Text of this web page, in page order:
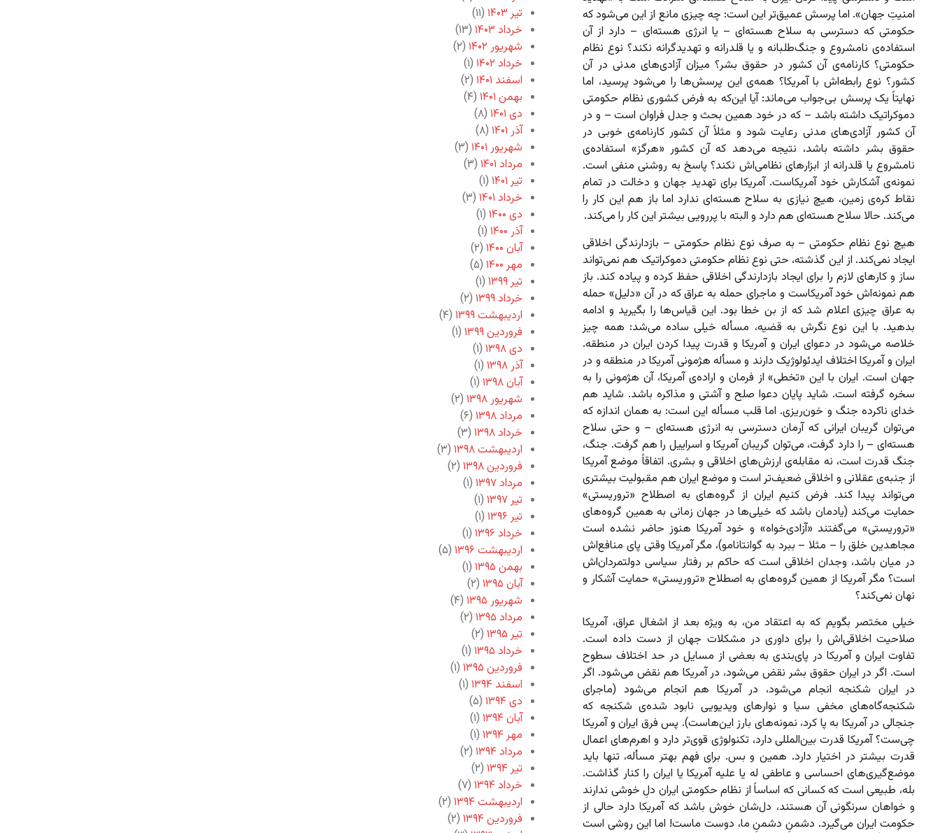
امنیتِ جهان». اما پرسش عمیق‌تر این است: چه چیزی مانع از این می‌شود که
حکومتی که دسترسی به سلاح هسته‌ای – یا انرژی هسته‌ای – دارد از آن
استفاده‌ی نامشروع و جنگ‌طلبانه و یا قلدرانه و تهدیدگرانه نکند؟ نوع نظام
حکومتی؟ کارنامه‌ی آن کشور در حقوق بشر؟ میزان آزادی‌های مدنی در آن
کشور؟ نوع رابطه‌اش با آمریکا؟ همه‌ی این پرسش‌ها را می‌شود پرسید، اما
نهایتاً یک پرسش بی‌جواب می‌ماند: آیا این‌که به فرض کشوری نظام حکومتی
دموکراتیک داشته باشد – که در خود همین بحث و جدل فراوان است – و در
آن کشور آزادی‌های مدنی رعایت شود و مثلاً آن کشور کارنامه‌ی خوبی در
حقوق بشر داشته باشد، نتیجه می‌دهد که آن کشور «هرگز» استفاده‌ی
نامشروع یا قلدرانه از ابزارهای نظامی‌اش نکند؟ پاسخ به روشنی منفی است.
نمونه‌ی آشکارش خود آمریکاست. آمریکا برای تهدید جهان و دخالت در تمام
نقاط کره‌ی زمین، هیچ نیازی به سلاح هسته‌ای ندارد اما باز هم این کار را
می‌کند. حالا سلاح هسته‌ای هم دارد و البته با پررویی بیشتر این کار را می‌کند.
هیچ نوع نظام حکومتی – به صرف نوع نظام حکومتی – بازدارندگی اخلاقی
ایجاد نمی‌کند. از این گذشته، حتی نوع نظام حکومتی دموکراتیک هم نمی‌تواند
ساز و کارهای لازم را برای ایجاد بازدارندگی اخلاقی حفظ کرده و پیاده کند. باز
هم نمونه‌اش خود آمریکاست و ماجرای حمله به عراق که در آن «دلیل» حمله
به عراق چیزی اعلام شد که از بن خطا بود. این قیاس‌ها را بگیرید و ادامه
بدهید. با این نوع نگرش به قضیه، مسأله خیلی ساده می‌شد: همه چیز
خلاصه می‌شود در دعوای ایران و آمریکا و قدرت پیدا کردن ایران در منطقه.
ایران و آمریکا اختلاف ایدئولوژیک دارند و مسأله هژمونی آمریکا در منطقه و در
جهان است. ایران با این «تخطی» از فرمان و اراده‌ی آمریکا، آن هژمونی را به
سخره گرفته است. شاید پایان دعوا صلح و آشتی و مذاکره باشد. شاید هم
خدای ناکرده جنگ و خون‌ریزی. اما قلب مسأله این است: به همان اندازه که
می‌توان گریبان ایرانی که آرمان دسترسی به انرژی هسته‌ای – و حتی سلاح
هسته‌ای – را دارد گرفت، می‌توان گریبان آمریکا و اسراییل را هم گرفت. جنگ،
جنگ قدرت است، نه مقابله‌ی ارزش‌های اخلاقی و بشری. اتفاقاً موضع آمریکا
از جنبه‌ی عقلانی و اخلاقی ضعیف‌تر است و موضع ایران هم مقبولیت بیشتری
می‌تواند پیدا کند. فرض کنیم ایران از گروه‌های به اصطلاح «تروریستی»
حمایت می‌کند (یادمان باشد که خیلی‌ها در جهان زمانی به همین گروه‌های
«تروریستی» می‌گفتند «آزادی‌خواه» و خود آمریکا هنوز حاضر نشده است
مجاهدین خلق را – مثلا – ببرد به گوانتانامو)، مگر آمریکا وقتی پای منافع‌اش
در میان باشد، وجدان اخلاقی است که حاکم بر رفتار سیاسی دولتمردان‌اش
است؟ مگر آمریکا از همین گروه‌های به اصطلاح «تروریستی» حمایت آشکار و
نهان نمی‌کند؟
خیلی مختصر بگویم که به اعتقاد من، به ویژه بعد از اشغال عراق، آمریکا
صلاحیت اخلاقی‌اش را برای داوری در مشکلات جهان از دست داده است.
تفاوت ایران و آمریکا در پای‌بندی به بعضی از مسایل در حد اختلاف سطوح
است. اگر در ایران حقوق بشر نقض می‌شود، در آمریکا هم نقض می‌شود. اگر
در ایران شکنجه انجام می‌شود، در آمریکا هم انجام می‌شود (ماجرای
شکنجه‌گاه‌های مخفی سیا و نوارهای ویدیویی نابود شده‌ی شکنجه که
جنجالی در آمریکا به پا کرد،‌ نمونه‌های بارز این‌هاست). پس فرق ایران و آمریکا
چی‌ست؟ آمریکا قدرت بین‌المللی دارد، تکنولوژی قوی‌تر دارد و اهرم‌های اعمال
قدرت بیشتر در اختیار دارد. همین و بس. برای فهم بهتر مسأله، تنها باید
موضع‌گیری‌های احساسی و عاطفی له یا علیه آمریکا یا ایران را کنار گذاشت.
بله، طبیعی است که کسانی که اساساً از نظام حکومتی ایران دلِ خوشی ندارند
و خواهان سرنگونی آن هستند، دل‌شان خوش باشد که آمریکا دارد حالی از
حکومت ایران می‌گیرد. دشمنِ دشمنِ ما، دوست ماست! اما این روشی است
تیر ۱۴۰۳
(۱۱)
خرداد ۱۴۰۳
(۱۳)
شهریور ۱۴۰۲
(۲)
خرداد ۱۴۰۲
(۱)
اسفند ۱۴۰۱
(۲)
بهمن ۱۴۰۱
(۴)
دی ۱۴۰۱
(۸)
آذر ۱۴۰۱
(۸)
شهریور ۱۴۰۱
(۳)
مرداد ۱۴۰۱
(۳)
تیر ۱۴۰۱
(۱)
خرداد ۱۴۰۱
(۳)
دی ۱۴۰۰
(۱)
آذر ۱۴۰۰
(۱)
آبان ۱۴۰۰
(۲)
مهر ۱۴۰۰
(۵)
تیر ۱۳۹۹
(۱)
خرداد ۱۳۹۹
(۲)
اردیبهشت ۱۳۹۹
(۴)
فروردین ۱۳۹۹
(۱)
دی ۱۳۹۸
(۱)
آذر ۱۳۹۸
(۱)
آبان ۱۳۹۸
(۱)
شهریور ۱۳۹۸
(۲)
مرداد ۱۳۹۸
(۶)
خرداد ۱۳۹۸
(۳)
اردیبهشت ۱۳۹۸
(۳)
فروردین ۱۳۹۸
(۲)
مرداد ۱۳۹۷
(۱)
تیر ۱۳۹۷
(۱)
تیر ۱۳۹۶
(۱)
خرداد ۱۳۹۶
(۱)
اردیبهشت ۱۳۹۶
(۵)
بهمن ۱۳۹۵
(۱)
آبان ۱۳۹۵
(۲)
شهریور ۱۳۹۵
(۴)
مرداد ۱۳۹۵
(۲)
تیر ۱۳۹۵
(۲)
خرداد ۱۳۹۵
(۱)
فروردین ۱۳۹۵
(۱)
اسفند ۱۳۹۴
(۱)
دی ۱۳۹۴
(۵)
آبان ۱۳۹۴
(۱)
مهر ۱۳۹۴
(۱)
مرداد ۱۳۹۴
(۲)
تیر ۱۳۹۴
(۲)
خرداد ۱۳۹۴
(۷)
اردیبهشت ۱۳۹۴
(۲)
فروردین ۱۳۹۴
(۲)